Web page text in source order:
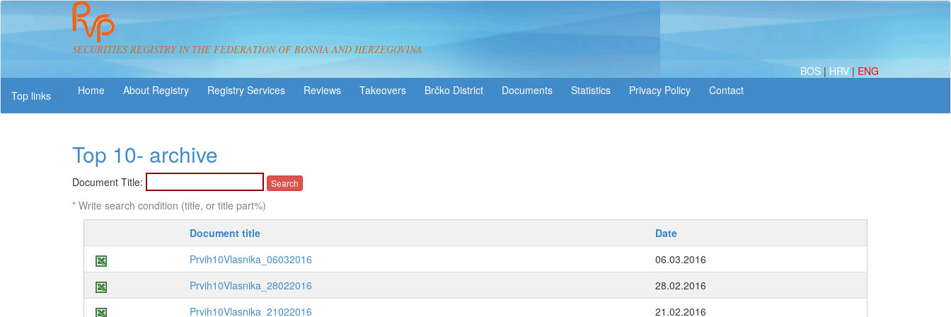
SECURITIES REGISTRY IN THE FEDERATION OF BOSNIA AND HERZEGOVINA
BOS | HRV | ENG
Top links
About Registry Registry Services Reviews Takeovers Brčko District Statistics
Top 10- archive
Document Title:
* Write search condition (title, or title part%)
Document title
Date
Prvih10Vlasnika_06032016
06.03.2016
Prvih10Vlasnika_28022016
28.02.2016
Prvih10Vlasnika_21022016
21.02.2016